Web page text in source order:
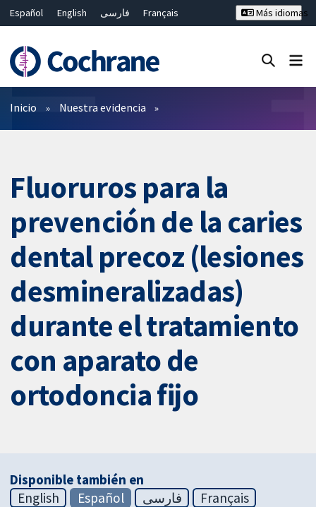
Español English فارسی
Français
Bahasa Malaysia
ไทย 繁體中文
Más idiomas
Filtros
Inicio Nuestra evidencia
Fluoruros para la
prevención de la caries
dental precoz (lesiones
desmineralizadas)
durante el tratamiento
con aparato de
ortodoncia fijo
Disponible también en
English
Español فارسی
Français